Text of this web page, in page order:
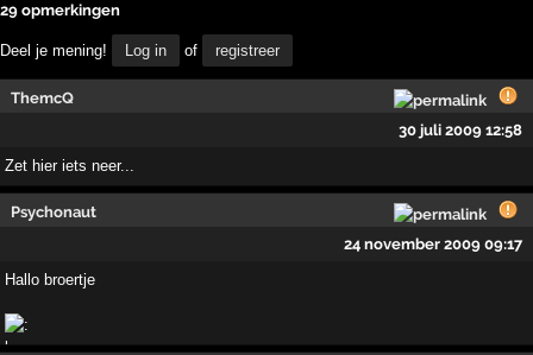
29 opmerkingen
Deel je mening! Log in of registreer
ThemcQ
30 juli 2009 12:58
Zet hier iets neer...
Psychonaut
24 november 2009 09:17
Hallo broertje